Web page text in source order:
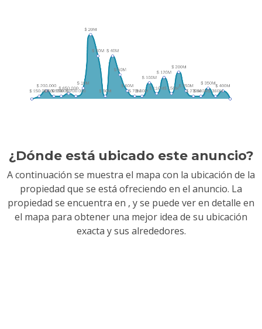
¿Dónde está ubicado este anuncio?
A continuación se muestra el mapa con la ubicación de la
propiedad que se está ofreciendo en el anuncio. La
propiedad se encuentra en , y se puede ver en detalle en
el mapa para obtener una mejor idea de su ubicación
exacta y sus alrededores.